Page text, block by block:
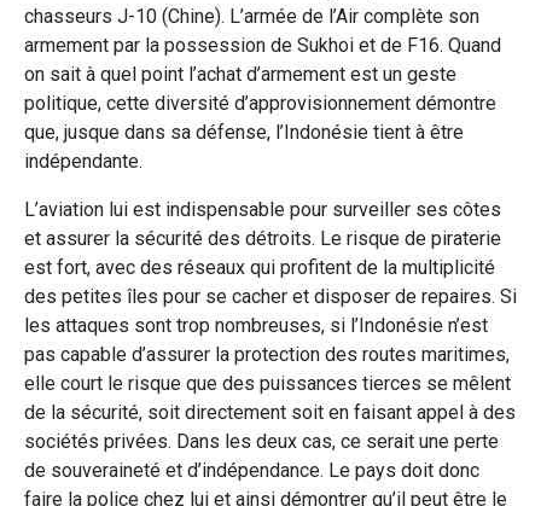
chasseurs J-10 (Chine). L’armée de l’Air complète son
armement par la possession de Sukhoi et de F16. Quand
on sait à quel point l’achat d’armement est un geste
politique, cette diversité d’approvisionnement démontre
que, jusque dans sa défense, l’Indonésie tient à être
indépendante.
L’aviation lui est indispensable pour surveiller ses côtes
et assurer la sécurité des détroits. Le risque de piraterie
est fort, avec des réseaux qui profitent de la multiplicité
des petites îles pour se cacher et disposer de repaires. Si
les attaques sont trop nombreuses, si l’Indonésie n’est
pas capable d’assurer la protection des routes maritimes,
elle court le risque que des puissances tierces se mêlent
de la sécurité, soit directement soit en faisant appel à des
sociétés privées. Dans les deux cas, ce serait une perte
de souveraineté et d’indépendance. Le pays doit donc
faire la police chez lui et ainsi démontrer qu’il peut être le